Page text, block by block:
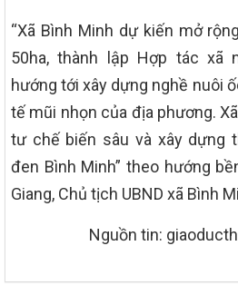
“Xã Bình Minh dự kiến mở
50ha, thành lập Hợp tác xã
hướng tới xây dựng nghề nuôi
tế mũi nhọn của địa phương.
tư chế biến sâu và xây dựng
đen Bình Minh” theo hướng
Giang, Chủ tịch UBND xã Bình
Nguồn tin: